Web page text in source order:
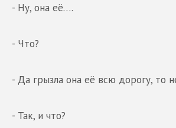
- Ну, она её….
- Что?
- Да грызла она её всю дорогу, то
- Так, и что?